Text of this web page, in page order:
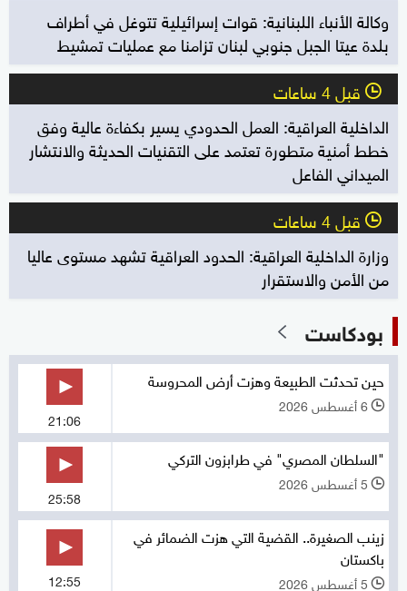
وكالة الأنباء اللبنانية: قوات إسرائيلية تتوغل في أطراف
بلدة عيتا الجبل جنوبي لبنان تزامنا مع عمليات تمشيط
l قبل 4 ساعات
الداخلية العراقية: العمل الحدودي يسير بكفاءة عالية وفق
خطط أمنية متطورة تعتمد على التقنيات الحديثة والانتشار
الميداني الفاعل
l قبل 4 ساعات
وزارة الداخلية العراقية: الحدود العراقية تشهد مستوى عاليا
من الأمن والاستقرار
بودكاست
حين تحدثت الطبيعة وهزت أرض المحروسة
l 6 أغسطس 2026
21:06
"السلطان المصري" في طرابزون التركي
l 5 أغسطس 2026
25:58
زينب الصغيرة.. القضية التي هزت الضمائر في
باكستان
l 5 أغسطس 2026 12:55